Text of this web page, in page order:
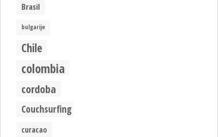
Brasil
bulgarije
Chile
colombia
cordoba
Couchsurfing
curacao